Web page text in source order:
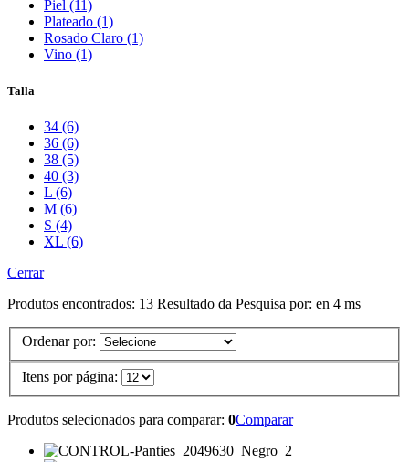
Piel (11)
Plateado (1)
Rosado Claro (1)
Vino (1)
Talla
34 (6)
36 (6)
38 (5)
40 (3)
L (6)
M (6)
S (4)
XL (6)
Cerrar
Produtos encontrados: 13 Resultado da Pesquisa por: en 4 ms
Ordenar por:
Itens por página:
Produtos selecionados para comparar: 0Comparar